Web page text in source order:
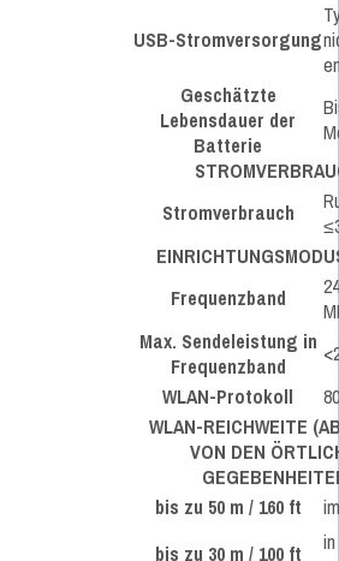
USB-Stromversorgung
Geschätzte
Lebensdauer der
Batterie
Stromverbrauch
Frequenzband
Max. Sendeleistung in
Frequenzband
WLAN-Protokoll
WLAN-REICHWEITE
VON DEN
bis zu 50 m / 160 ft
bis zu 30 m / 100 ft
in